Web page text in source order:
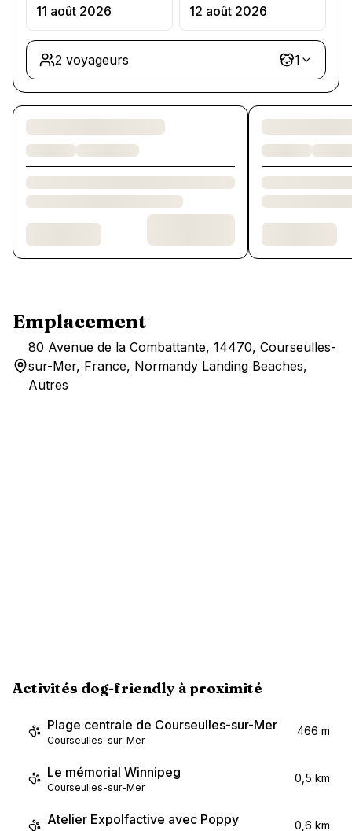
11 août 2026 12 août 2026
2 voyageurs 1
Chargement des chambres et des formules…
Emplacement
80 Avenue de la Combattante, 14470, Courseulles-
sur-Mer, France, Normandy Landing Beaches,
Autres
Activités dog-friendly à proximité
Plage centrale de Courseulles-sur-Mer
Courseulles-sur-Mer
466 m
Le mémorial Winnipeg
Courseulles-sur-Mer
0,5 km
Atelier Expolfactive avec Poppy 0,6 km